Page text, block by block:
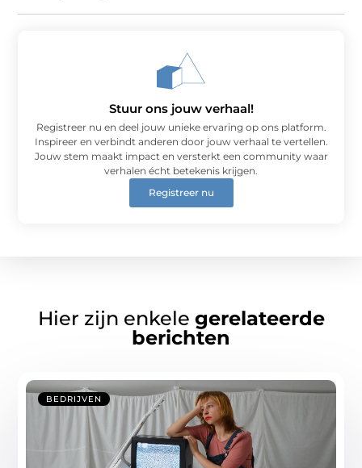
Stuur ons jouw verhaal!
Registreer nu en deel jouw unieke ervaring op ons platform.
Inspireer en verbindt anderen door jouw verhaal te vertellen.
Jouw stem maakt impact en versterkt een community waar
verhalen écht betekenis krijgen.
Registreer nu
Hier zijn enkele gerelateerde
berichten
BEDRIJVEN